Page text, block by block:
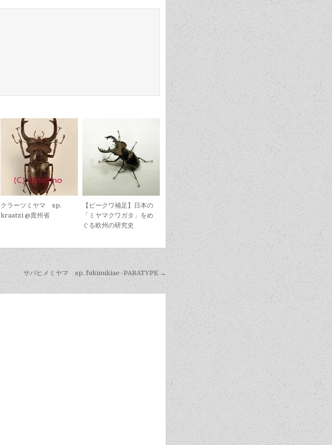
クラーツミヤマ sp.
kraatzi @貴州省
【ビークワ補足】日本の
「ミヤマクワガタ」をめ
ぐる欧州の研究史
サパヒメミヤマ sp. fukinukiae -PARATYPE →